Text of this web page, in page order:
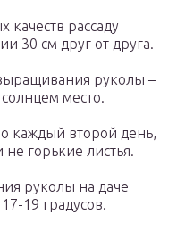
рассаду
30 см друг от друга.
руколы –
место.
каждый второй день,
горькие листья.
руколы на даче
19 градусов.